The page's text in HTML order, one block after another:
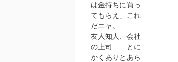
は金持ちに買っ
てもらえ」これ
だニャ。
友人知人、会社
の上司……とに
かくありとあら